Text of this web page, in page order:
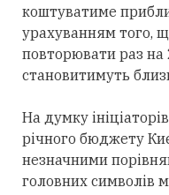
коштуватиме
урахуванням того,
повторювати раз на
становитимуть
На думку
річного бюджету
незначними
головних символів